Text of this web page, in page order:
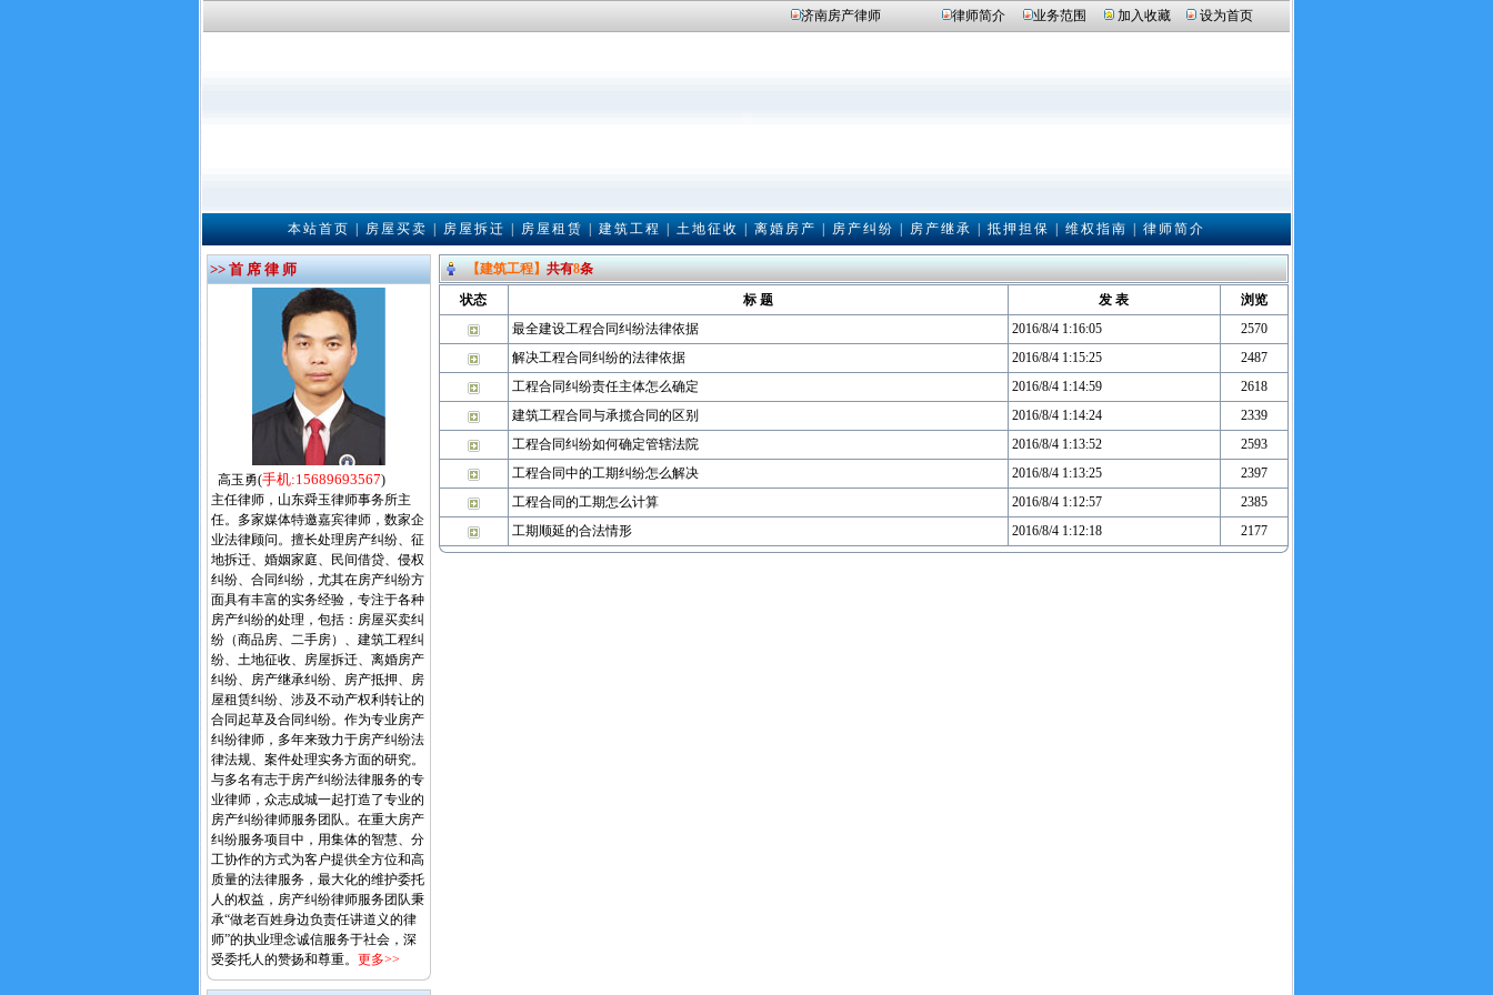
济南房产律师 律师简介 业务范围 加入收藏 设为首页
本站首页|房屋买卖|房屋拆迁|房屋租赁|建筑工程|土地征收|离婚房产|房产纠纷|房产继承|抵押担保|维权指南|律师简介
>> 首 席 律 师
高玉勇(手机:15689693567)
主任律师，山东舜玉律师事务所主
任。多家媒体特邀嘉宾律师，数家企
业法律顾问。擅长处理房产纠纷、征
地拆迁、婚姻家庭、民间借贷、侵权
纠纷、合同纠纷，尤其在房产纠纷方
面具有丰富的实务经验，专注于各种
房产纠纷的处理，包括：房屋买卖纠
纷（商品房、二手房）、建筑工程纠
纷、土地征收、房屋拆迁、离婚房产
纠纷、房产继承纠纷、房产抵押、房
屋租赁纠纷、涉及不动产权利转让的
合同起草及合同纠纷。作为专业房产
纠纷律师，多年来致力于房产纠纷法
律法规、案件处理实务方面的研究。
与多名有志于房产纠纷法律服务的专
业律师，众志成城一起打造了专业的
房产纠纷律师服务团队。在重大房产
纠纷服务项目中，用集体的智慧、分
工协作的方式为客户提供全方位和高
质量的法律服务，最大化的维护委托
人的权益，房产纠纷律师服务团队秉
承“做老百姓身边负责任讲道义的律
师”的执业理念诚信服务于社会，深
受委托人的赞扬和尊重。 更多>>
【建筑工程】共有8条
状态
标 题 发 表
浏览
最全建设工程合同纠纷法律依据
2016/8/4 1:16:05
2570
解决工程合同纠纷的法律依据
2016/8/4 1:15:25
2487
工程合同纠纷责任主体怎么确定
2016/8/4 1:14:59
2618
建筑工程合同与承揽合同的区别
2016/8/4 1:14:24
2339
工程合同纠纷如何确定管辖法院
2016/8/4 1:13:52
2593
工程合同中的工期纠纷怎么解决
2016/8/4 1:13:25
2397
工程合同的工期怎么计算
2016/8/4 1:12:57
2385
工期顺延的合法情形
2016/8/4 1:12:18 2177